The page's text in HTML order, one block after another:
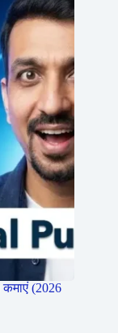
(2026